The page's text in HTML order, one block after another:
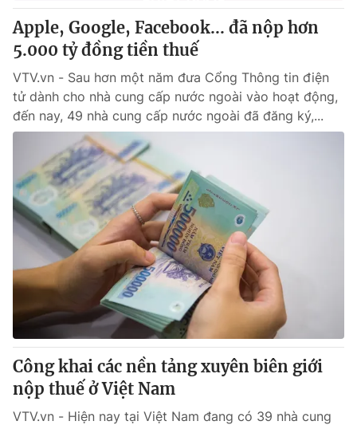
Apple, Google, Facebook... đã nộp hơn
5.000 tỷ đồng tiền thuế
VTV.vn - Sau hơn một năm đưa Cổng Thông tin điện
tử dành cho nhà cung cấp nước ngoài vào hoạt động,
đến nay, 49 nhà cung cấp nước ngoài đã đăng ký,...
Công khai các nền tảng xuyên biên giới
nộp thuế ở Việt Nam
VTV.vn - Hiện nay tại Việt Nam đang có 39 nhà cung